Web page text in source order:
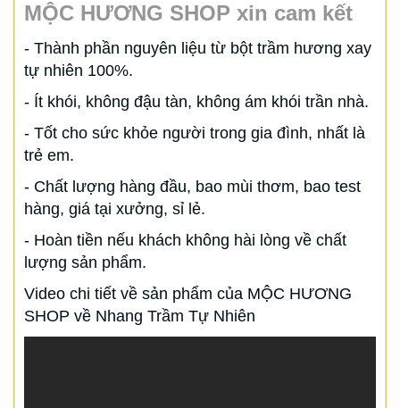
MỘC HƯƠNG SHOP xin cam kết
- Thành phần nguyên liệu từ bột trầm hương xay
tự nhiên 100%.
- Ít khói, không đậu tàn, không ám khói trần nhà.
- Tốt cho sức khỏe người trong gia đình, nhất là
trẻ em.
- Chất lượng hàng đầu, bao mùi thơm, bao test
hàng, giá tại xưởng, sỉ lẻ.
- Hoàn tiền nếu khách không hài lòng về chất
lượng sản phẩm.
Video chi tiết về sản phẩm của MỘC HƯƠNG
SHOP về Nhang Trầm Tự Nhiên